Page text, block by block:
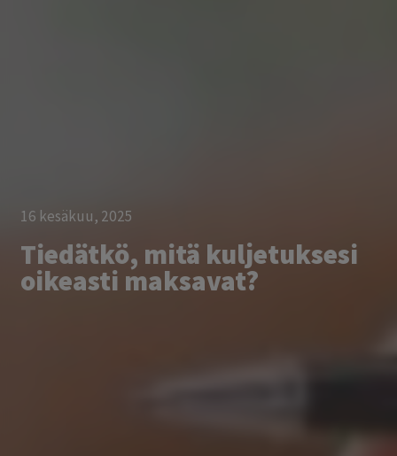
16 kesäkuu, 2025
Tiedätkö, mitä kuljetuksesi
oikeasti maksavat?